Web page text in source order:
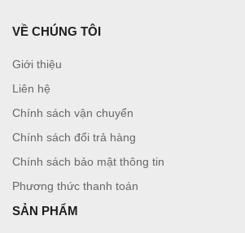
VỀ CHÚNG TÔI
Giới thiệu
Liên hệ
Chính sách vận chuyển
Chính sách đổi trả hàng
Chính sách bảo mật thông tin
Phương thức thanh toán
SẢN PHẨM